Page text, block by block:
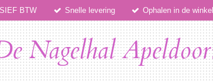
BTW Snelle levering Ophalen in de winkel
Nagelhal